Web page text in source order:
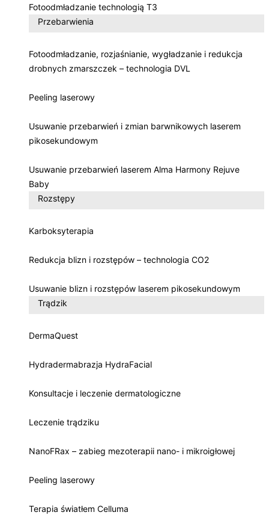
Fotoodmładzanie technologią T3
Przebarwienia
Fotoodmładzanie, rozjaśnianie, wygładzanie i redukcja
drobnych zmarszczek – technologia DVL
Peeling laserowy
Usuwanie przebarwień i zmian barwnikowych laserem
pikosekundowym
Usuwanie przebarwień laserem Alma Harmony Rejuve
Baby
Rozstępy
Karboksyterapia
Redukcja blizn i rozstępów – technologia CO2
Usuwanie blizn i rozstępów laserem pikosekundowym
Trądzik
DermaQuest
Hydradermabrazja HydraFacial
Konsultacje i leczenie dermatologiczne
Leczenie trądziku
NanoFRax – zabieg mezoterapii nano- i mikroigłowej
Peeling laserowy
Terapia światłem Celluma